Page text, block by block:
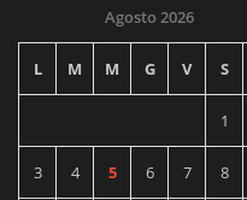
Agosto 2026
L M M G V S
1
3 4 5 6 7 8